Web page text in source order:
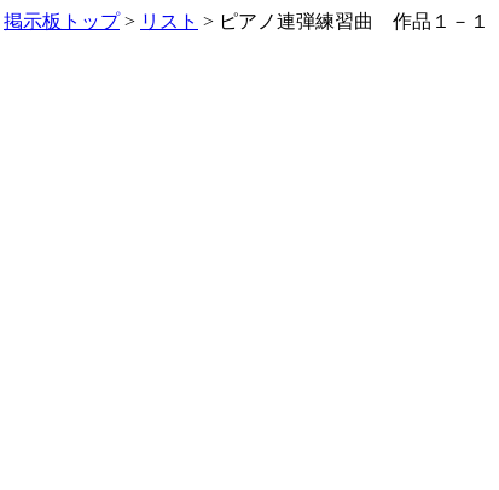
掲示板トップ> リスト > ピアノ連弾練習曲 作品１－１